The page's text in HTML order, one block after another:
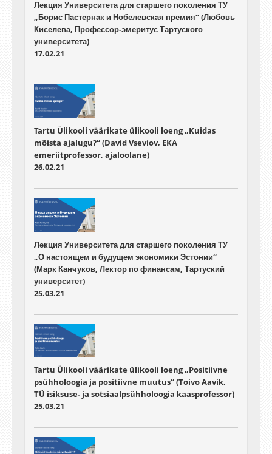
Лекция Университета для старшего поколения ТУ
„Борис Пастернак и Нобелевская премия“ (Любовь
Киселева, Профессор-эмеритус Тартуского
университета)
17.02.21
Tartu Ülikooli väärikate ülikooli loeng „Kuidas
mõista ajalugu?“ (David Vseviov, EKA
emeriitprofessor, ajaloolane)
26.02.21
Лекция Университета для старшего поколения ТУ
„О настоящем и будущем экономики Эстонии“
(Марк Канчуков, Лектор по финансам, Тартуский
университет)
25.03.21
Tartu Ülikooli väärikate ülikooli loeng „Positiivne
psühholoogia ja positiivne muutus“ (Toivo Aavik,
TÜ isiksuse- ja sotsiaalpsühholoogia kaasprofessor)
25.03.21